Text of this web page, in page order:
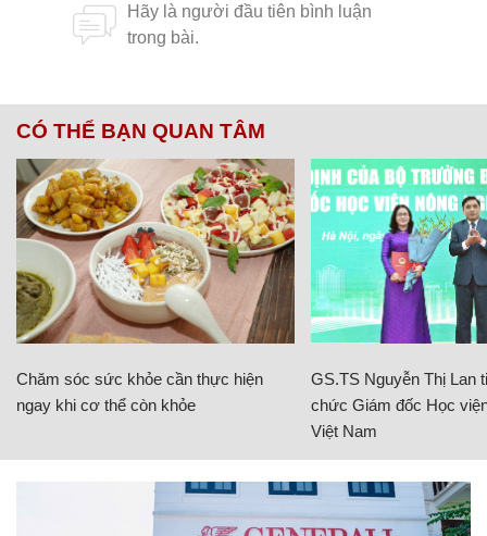
CÓ THỂ BẠN QUAN TÂM
Chăm sóc sức khỏe cần thực hiện
ngay khi cơ thể còn khỏe
GS.TS Nguyễn Thị Lan
chức Giám đốc Học
Việt Nam